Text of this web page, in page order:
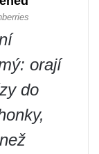
orají
do